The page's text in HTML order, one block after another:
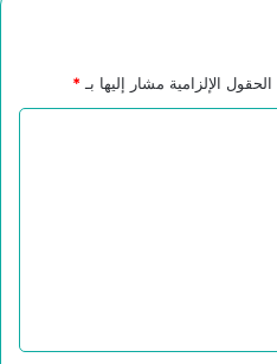
الحقول الإلزامية مشار إليها بـ *